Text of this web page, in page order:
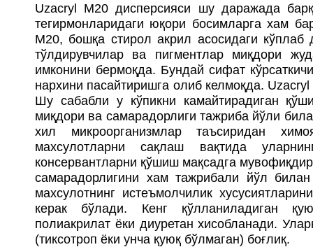
Uzacryl M20 дисперсияси шу даражада
тегирмонларидаги юқори босимларга хам
M20, бошқа стирол акрил асосидаги
тўлдирувчилар ва пигментлар миқдори
имконини бермоқда. Бундай сифат
нархини пасайтиришга олиб келмоқда.
Шу сабабли у кўпикни камайтирадиган
миқдори ва самарадорлиги тажриба йўли
хил микроорганизмлар таъсиридан
махсулотларни сақлаш вақтида
консервантларни қўшиш мақсадга
самарадорлигини хам тажрибали йўл
махсулотнинг истеъмолчилик
керак бўлади. Кенг қўлланиладиган
полиакрилат ёки диуретан хисобланади.
(тиксотроп ёки унча қуюқ бўлмаган) боғлиқ.